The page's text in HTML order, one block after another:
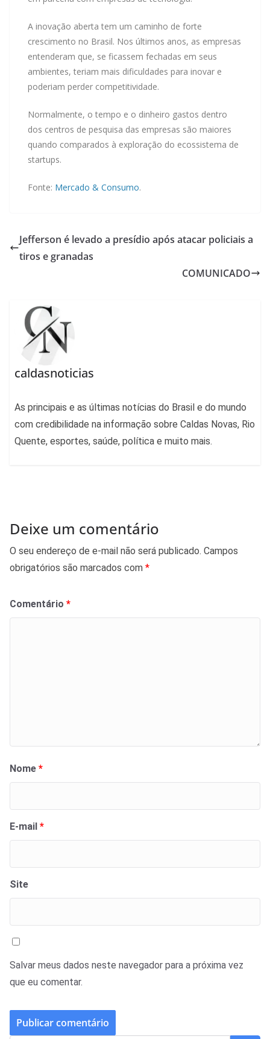
A inovação aberta tem um caminho de forte
crescimento no Brasil. Nos últimos anos, as empresas
entenderam que, se ficassem fechadas em seus
ambientes, teriam mais dificuldades para inovar e
poderiam perder competitividade.
Normalmente, o tempo e o dinheiro gastos dentro
dos centros de pesquisa das empresas são maiores
quando comparados à exploração do ecossistema de
startups.
Fonte: Mercado & Consumo.
Jefferson é levado a presídio após atacar policiais a
tiros e granadas
COMUNICADO
caldasnoticias
As principais e as últimas notícias do Brasil e do mundo
com credibilidade na informação sobre Caldas Novas, Rio
Quente, esportes, saúde, política e muito mais.
Deixe um comentário
O seu endereço de e-mail não será publicado. Campos
obrigatórios são marcados com *
Comentário *
Nome *
E-mail *
Site
Salvar meus dados neste navegador para a próxima vez
que eu comentar.